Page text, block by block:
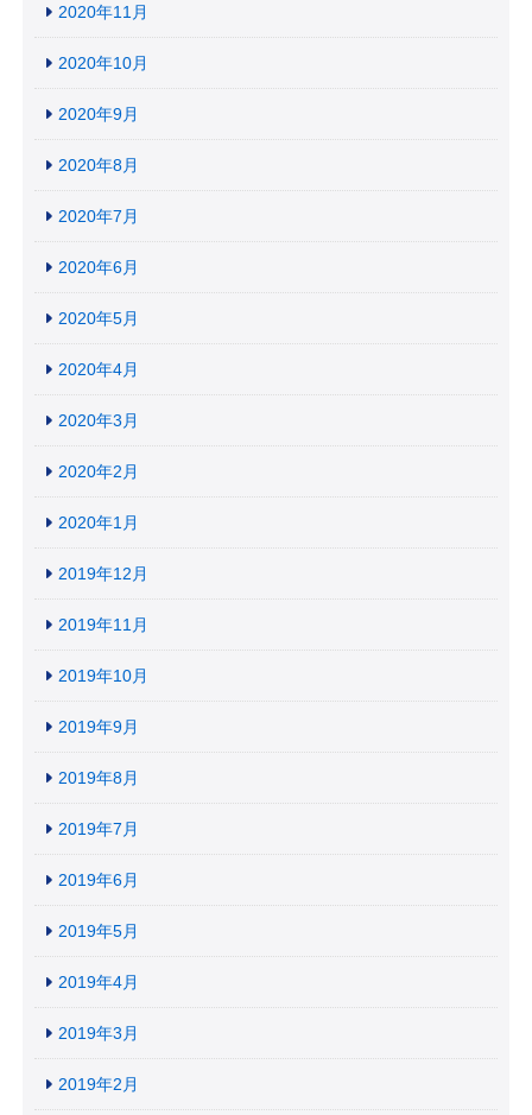
2020年11月
2020年10月
2020年9月
2020年8月
2020年7月
2020年6月
2020年5月
2020年4月
2020年3月
2020年2月
2020年1月
2019年12月
2019年11月
2019年10月
2019年9月
2019年8月
2019年7月
2019年6月
2019年5月
2019年4月
2019年3月
2019年2月